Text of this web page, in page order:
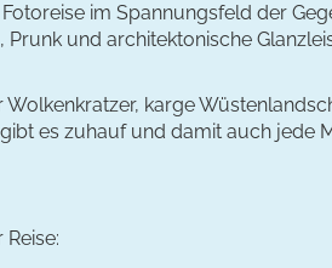
im Spannungsfeld der
Prunk und architektonische
karge
es zuhauf und damit auch